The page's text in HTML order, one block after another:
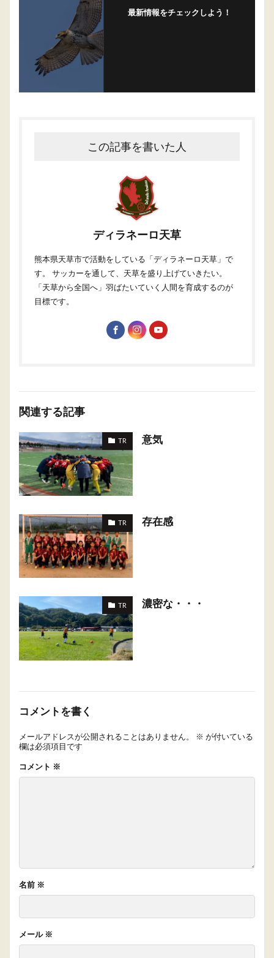
最新情報をチェックしよう！
この記事を書いた人
ディラネーロ天草
熊本県天草市で活動をしている「ディラネーロ天草」で
す。 サッカーを通して、天草を盛り上げていきたい。
「天草から全国へ」羽ばたいていく人間を育成するのが
目標です。
関連する記事
TR 意気
TR 存在感
TR 濃密な・・・
コメントを書く
メールアドレスが公開されることはありません。 ※ が付いている
欄は必須項目です
コメント ※
名前 ※
メール ※